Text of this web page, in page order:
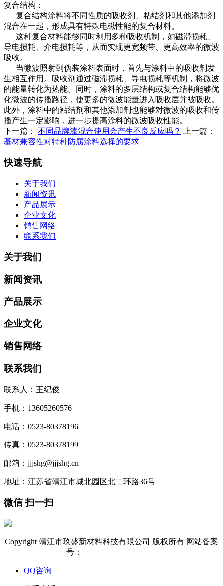
‌复合结构‌：
复合结构涂料将不同性质的吸收剂、粘结剂和其他添加剂
混合在一起，形成具有特殊电磁性能的复合材料。
这种复合材料能够同时利用多种吸收机制，如磁滞损耗、
导电损耗、介电损耗等，从而实现更宽频带、更高效率的微波
吸收。
当微波照射到伪装涂料表面时，首先与涂料中的吸收剂发
生相互作用。吸收剂通过磁滞损耗、导电损耗等机制，将微波
的能量转化为热能。同时，涂料的多层结构或复合结构能够优
化微波的传播路径，使更多的微波能量进入吸收层并被吸收。
此外，涂料中的粘结剂和其他添加剂也能够对微波的吸收和传
播产生一定影响，进一步提高涂料的微波吸收性能。
下一篇： 不同品牌漆混合使用会产生不良反应吗？
上一篇：
基材兼容性对特种防腐涂料选择的要求
快速导航
关于我们
新闻资讯
产品展示
企业文化
销售网络
联系我们
关于我们
新闻资讯
产品展示
企业文化
销售网络
联系我们
联系人：王纪俊
手机：13605260576
电话：0523-80378196
传真：0523-80378199
邮箱：jjjshg@jjjshg.cn
地址：江苏省靖江市城北园区北二环路36号
微信 扫一扫
Copyright 靖江市玖盛新材料科技有限公司 版权所有 网站备案
号：
QQ咨询